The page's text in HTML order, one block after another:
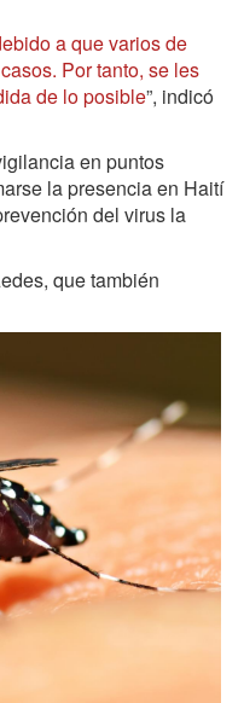
a que varios de
Por tanto, se les
de lo posible”, indicó
en puntos
la presencia en Haití
del virus la
que también